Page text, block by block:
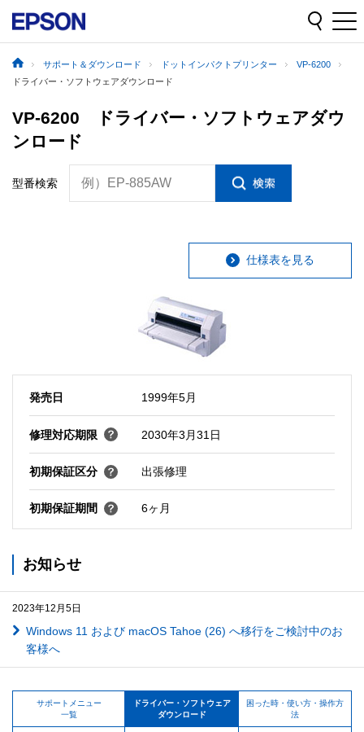
サポート＆ダウンロード ドットインパクトプリンター
VP-6200
ドライバー・ソフトウェアダウンロード
VP-6200 ドライバー・ソフトウェアダウ
ンロード
型番検索 例）EP-885AW
仕様表を見る
発売日 1999年5月
修理対応期限 2030年3月31日
初期保証区分 出張修理
初期保証期間 6ヶ月
お知らせ
2023年12月5日
Windows 11 および macOS Tahoe (26) へ移行をご検討中のお
客様へ
サポートメニュー
一覧
ドライバー・ソフトウェア
ダウンロード
困った時・使い方・操作方
法